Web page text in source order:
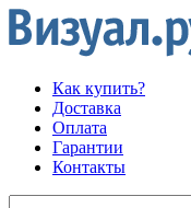
Как купить?
Доставка
Оплата
Гарантии
Контакты